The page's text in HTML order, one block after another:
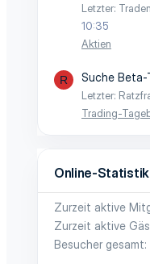
Letzter:
10:35
Aktien
R Suche Beta-
Letzter:
Trading-
Online-
Zurzeit aktive
Zurzeit aktive
Besucher gesamt